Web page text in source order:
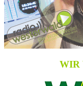
WIR